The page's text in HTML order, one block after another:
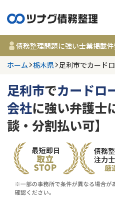
債務整理問題に強い士業掲載
ホーム 栃木県 足利市でカード
足利市でカードロ
会社に強い弁護士
談・分割払い可】